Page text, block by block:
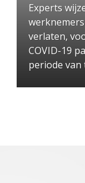
Experts
verlaten,
COVID-19
periode van